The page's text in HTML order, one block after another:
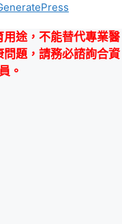
用途，不能替代專業醫
題，請務必諮詢合資
。